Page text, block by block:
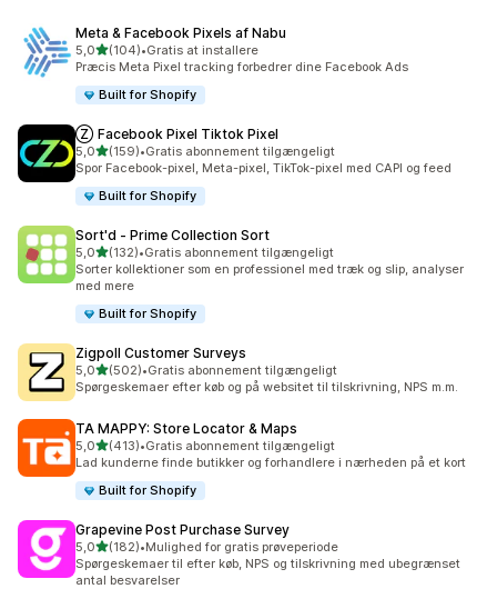
Meta & Facebook Pixels af Nabu
5,0ud af 5 stjerner
(104)
104 anmeldelser i alt
•Gratis at installere
Præcis Meta Pixel tracking forbedrer dine Facebook Ads
Built for Shopify
Ⓩ Facebook Pixel Tiktok Pixel
5,0ud af 5 stjerner
(159)
159 anmeldelser i alt
•Gratis abonnement tilgængeligt
Spor Facebook-pixel, Meta-pixel, TikTok-pixel med CAPI og feed
Built for Shopify
Sort'd ‑ Prime Collection Sort
5,0ud af 5 stjerner
(132)
132 anmeldelser i alt
•Gratis abonnement tilgængeligt
Sorter kollektioner som en professionel med træk og slip, analyser
med mere
Built for Shopify
Zigpoll Customer Surveys
5,0ud af 5 stjerner
(502)
502 anmeldelser i alt
•Gratis abonnement tilgængeligt
Spørgeskemaer efter køb og på websitet til tilskrivning, NPS m.m.
TA MAPPY: Store Locator & Maps
5,0ud af 5 stjerner
(413)
413 anmeldelser i alt
•Gratis abonnement tilgængeligt
Lad kunderne finde butikker og forhandlere i nærheden på et kort
Built for Shopify
Grapevine Post Purchase Survey
5,0ud af 5 stjerner
(182)
182 anmeldelser i alt
•Mulighed for gratis prøveperiode
Spørgeskemaer til efter køb, NPS og tilskrivning med ubegrænset
antal besvarelser